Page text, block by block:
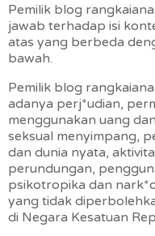
Pemilik blog
jawab terhadap isi
atas yang berbeda
bawah.
Pemilik blog
adanya perj*udian,
menggunakan uang
seksual menyimpang,
dan dunia nyata,
perundungan,
psikotropika dan
yang tidak
di Negara Kesatuan